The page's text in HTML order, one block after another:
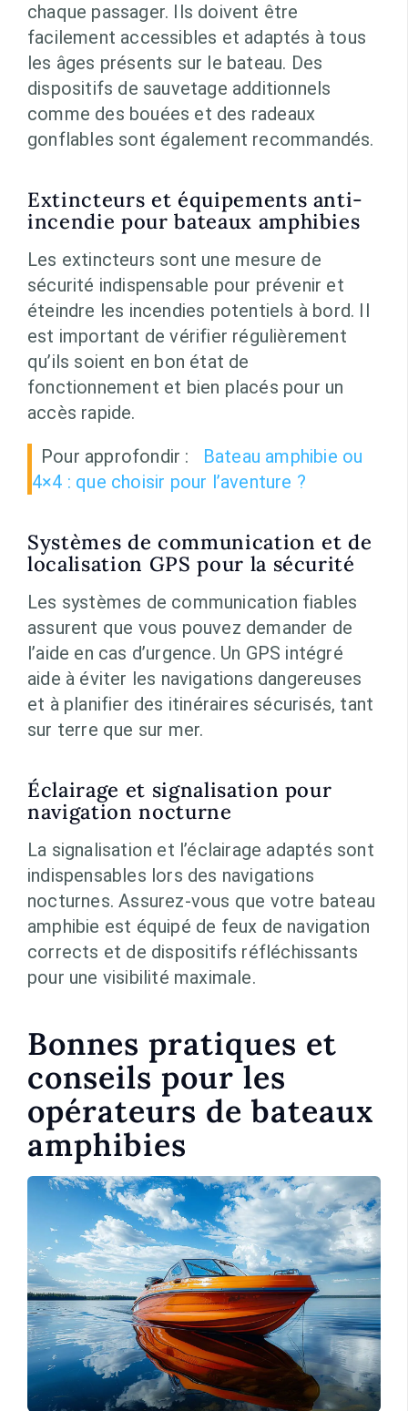
chaque passager. Ils doivent être
facilement accessibles et adaptés à tous
les âges présents sur le bateau. Des
dispositifs de sauvetage additionnels
comme des bouées et des radeaux
gonflables sont également recommandés.
Extincteurs et équipements anti-
incendie pour bateaux amphibies
Les extincteurs sont une mesure de
sécurité indispensable pour prévenir et
éteindre les incendies potentiels à bord. Il
est important de vérifier régulièrement
qu’ils soient en bon état de
fonctionnement et bien placés pour un
accès rapide.
Pour approfondir :
Bateau amphibie ou
4×4 : que choisir pour l’aventure ?
Systèmes de communication et de
localisation GPS pour la sécurité
Les systèmes de communication fiables
assurent que vous pouvez demander de
l’aide en cas d’urgence. Un GPS intégré
aide à éviter les navigations dangereuses
et à planifier des itinéraires sécurisés, tant
sur terre que sur mer.
Éclairage et signalisation pour
navigation nocturne
La signalisation et l’éclairage adaptés sont
indispensables lors des navigations
nocturnes. Assurez-vous que votre bateau
amphibie est équipé de feux de navigation
corrects et de dispositifs réfléchissants
pour une visibilité maximale.
Bonnes pratiques et
conseils pour les
opérateurs de bateaux
amphibies